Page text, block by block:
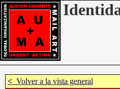
< Volver a la vista general